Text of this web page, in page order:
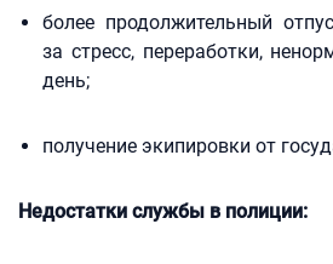
более продолжительный
за стресс, переработки,
день;
получение экипировки от
Недостатки службы в полиции: